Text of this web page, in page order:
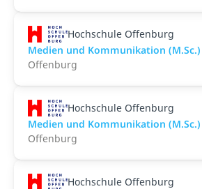
Hochschule Offenburg
Medien und Kommunikation (M.Sc.)
Offenburg
Hochschule Offenburg
Medien und Kommunikation (M.Sc.)
Offenburg
Hochschule Offenburg